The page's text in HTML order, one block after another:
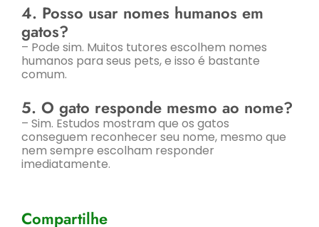
4. Posso usar nomes humanos em
gatos?
– Pode sim. Muitos tutores escolhem nomes
humanos para seus pets, e isso é bastante
comum.
5. O gato responde mesmo ao nome?
– Sim. Estudos mostram que os gatos
conseguem reconhecer seu nome, mesmo que
nem sempre escolham responder
imediatamente.
Compartilhe